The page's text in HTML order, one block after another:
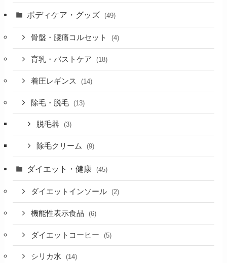
ボディケア・グッズ (49)
骨盤・腰痛コルセット (4)
育乳・バストケア (18)
着圧レギンス (14)
除毛・脱毛 (13)
脱毛器 (3)
除毛クリーム (9)
ダイエット・健康 (45)
ダイエットインソール (2)
機能性表示食品 (6)
ダイエットコーヒー (5)
シリカ水 (14)